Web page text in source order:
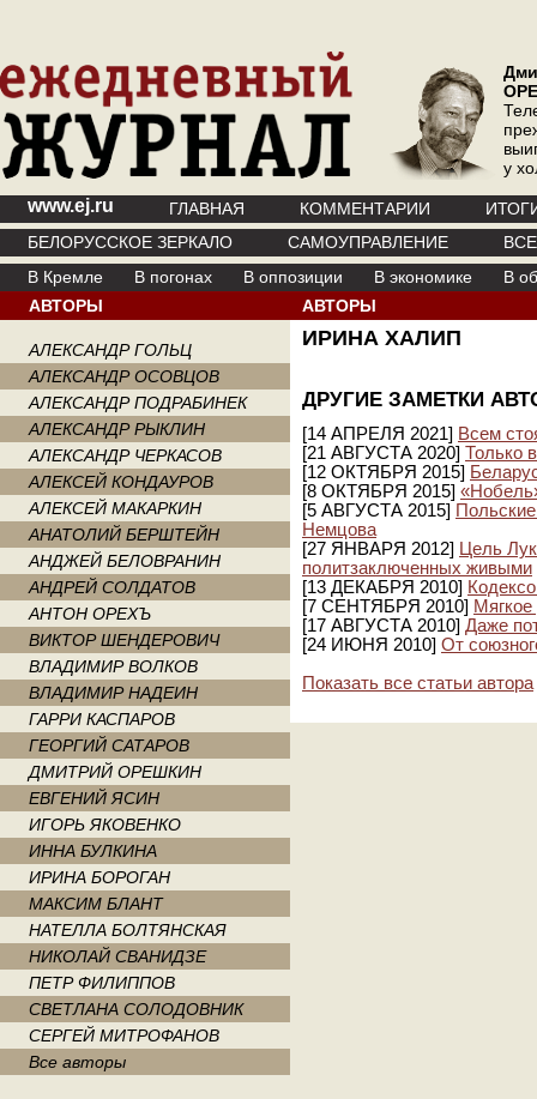
у
www.ej.ru ГЛАВНАЯ КОММЕНТАРИИ
БЕЛОРУССКОЕ ЗЕРКАЛО
САМОУПРАВЛЕНИЕ
В Кремле
В погонах В оппозиции В экономике
В
АВТОРЫ
АЛЕКСАНДР ГОЛЬЦ
АЛЕКСАНДР ОСОВЦОВ
АЛЕКСАНДР ПОДРАБИНЕК
АЛЕКСАНДР РЫКЛИН
АЛЕКСАНДР ЧЕРКАСОВ
АЛЕКСЕЙ КОНДАУРОВ
АЛЕКСЕЙ МАКАРКИН
АНАТОЛИЙ БЕРШТЕЙН
АНДЖЕЙ БЕЛОВРАНИН
АНДРЕЙ СОЛДАТОВ
АНТОН ОРЕХЪ
ВИКТОР ШЕНДЕРОВИЧ
ВЛАДИМИР ВОЛКОВ
ВЛАДИМИР НАДЕИН
ГАРРИ КАСПАРОВ
ГЕОРГИЙ САТАРОВ
ДМИТРИЙ ОРЕШКИН
ЕВГЕНИЙ ЯСИН
ИГОРЬ ЯКОВЕНКО
ИННА БУЛКИНА
ИРИНА БОРОГАН
МАКСИМ БЛАНТ
НАТЕЛЛА БОЛТЯНСКАЯ
НИКОЛАЙ СВАНИДЗЕ
ПЕТР ФИЛИППОВ
СВЕТЛАНА СОЛОДОВНИК
СЕРГЕЙ МИТРОФАНОВ
Все авторы
АВТОРЫ
ИРИНА ХАЛИП
ДРУГИЕ ЗАМЕТКИ
[14 АПРЕЛЯ 2021] Всем
[21 АВГУСТА 2020] Только
[12 ОКТЯБРЯ 2015]
[8 ОКТЯБРЯ 2015]
[5 АВГУСТА 2015]
Немцова
[27 ЯНВАРЯ 2012] Цель
политзаключенных живыми
[13 ДЕКАБРЯ 2010]
[7 СЕНТЯБРЯ 2010]
[17 АВГУСТА 2010] Даже
[24 ИЮНЯ 2010] От
Показать все статьи автора